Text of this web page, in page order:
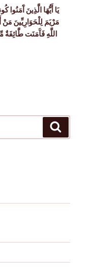
مَرْيَمَ لِلْحَوَارِيِّينَ مَنْ
اللَّهِ فَآَمَنَت طَّائِفَةٌ